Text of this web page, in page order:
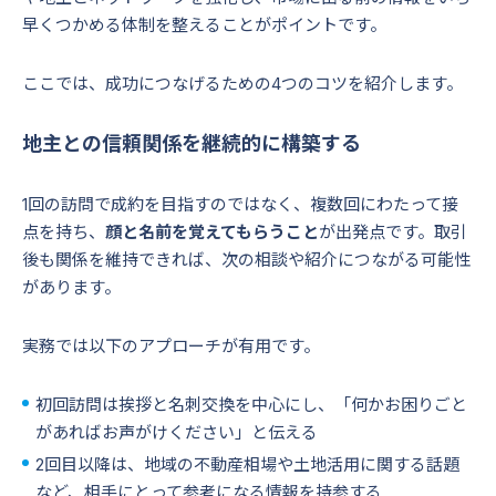
早くつかめる体制を整えることがポイントです。
ここでは、成功につなげるための4つのコツを紹介します。
地主との信頼関係を継続的に構築する
1回の訪問で成約を目指すのではなく、複数回にわたって接
点を持ち、 顔と名前を覚えてもらうことが出発点です。取引
後も関係を維持できれば、次の相談や紹介につながる可能性
があります。
実務では以下のアプローチが有用です。
初回訪問は挨拶と名刺交換を中心にし、「何かお困りごと
があればお声がけください」と伝える
2回目以降は、地域の不動産相場や土地活用に関する話題